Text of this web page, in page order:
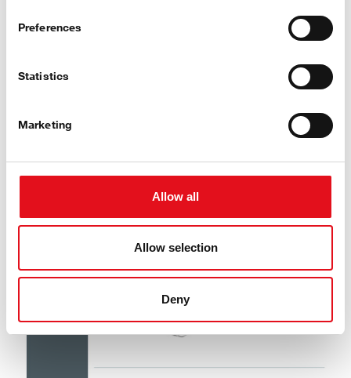
Preferences
Statistics
Marketing
Allow all
Allow selection
Deny
INFO
A termékhez kapcsolódó leírás, amely a megfelelő
alkatrésszel a csomagolásban található, és fontos
információkat nyújt a szerviz számára a beszereléshez